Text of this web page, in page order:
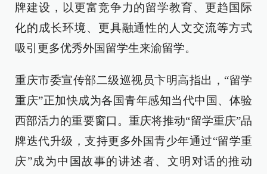
牌建设，以更富竞争力的留学教育、更趋国际
化的成长环境、更具融通性的人文交流等方式
吸引更多优秀外国留学生来渝留学。
重庆市委宣传部二级巡视员卞明高指出，“留学
重庆”正加快成为各国青年感知当代中国、体验
西部活力的重要窗口。重庆将推动“留学重庆”品
牌迭代升级，支持更多外国青少年通过“留学重
庆”成为中国故事的讲述者、文明对话的推动